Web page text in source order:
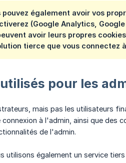
pouvez également avoir vos
(Google Analytics,
avoir leurs propres
tierce que vous connectez
pour les
mais pas les utilisateurs
à l'admin, ainsi que des
de l'admin.
utilisons également un service